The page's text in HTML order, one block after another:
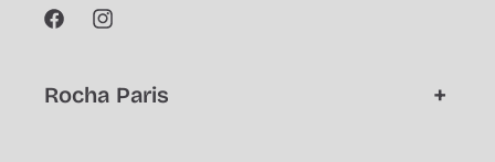
FacebookInstagram
Rocha Paris